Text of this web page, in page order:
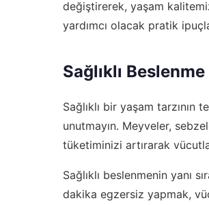
değiştirerek, yaşam
yardımcı olacak pratik
Sağlıklı Beslenme
Sağlıklı bir yaşam tarzının
unutmayın. Meyveler,
tüketiminizi artırarak
Sağlıklı beslenmenin yanı
dakika egzersiz yapmak,